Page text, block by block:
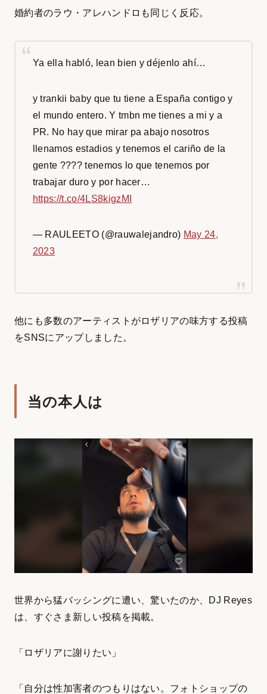
婚約者のラウ・アレハンドロも同じく反応。
Ya ella habló, lean bien y déjenlo ahí…
y trankii baby que tu tiene a España contigo y
el mundo entero. Y tmbn me tienes a mi y a
PR. No hay que mirar pa abajo nosotros
llenamos estadios y tenemos el cariño de la
gente ????️ tenemos lo que tenemos por
trabajar duro y por hacer…
https://t.co/4LS8kigzMI
— RAULEETO (@rauwalejandro) May 24,
2023
他にも多数のアーティストがロザリアの味方する投稿
をSNSにアップしました。
当の本人は
世界から猛バッシングに遭い、驚いたのか、DJ Reyes
は、すぐさま新しい投稿を掲載。
「ロザリアに謝りたい」
「自分は性加害者のつもりはない。フォトショップの